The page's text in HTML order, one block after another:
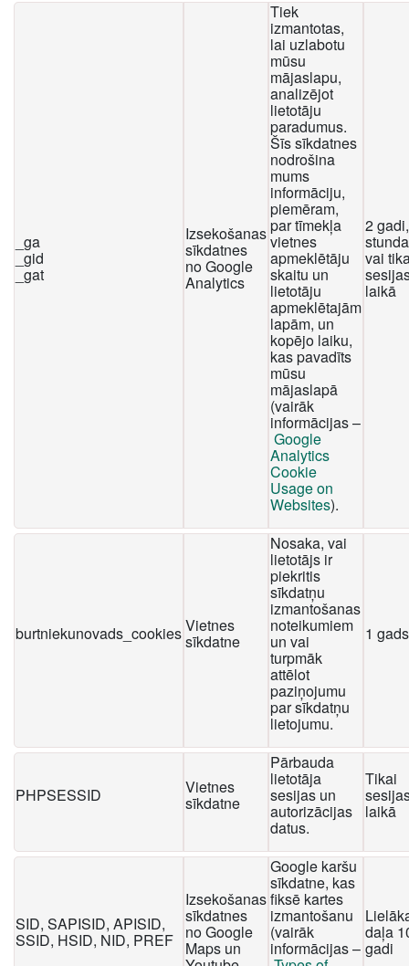
_ga
_gid
_gat
Izsekošanas
sīkdatnes
no Google
Analytics
Tiek
izmantotas,
lai uzlabotu
mūsu
mājaslapu,
analizējot
lietotāju
paradumus.
Šīs sīkdatnes
nodrošina
mums
informāciju,
piemēram,
par tīmekļa
vietnes
apmeklētāju
skaitu un
lietotāju
apmeklētajām
lapām, un
kopējo laiku,
kas pavadīts
mūsu
mājaslapā
(vairāk
informācijas –
Google
Analytics
Cookie
Usage on
Websites).
2
vai
laikā
burtniekunovads_cookiesVietnes
sīkdatne
Nosaka, vai
lietotājs ir
piekritis
sīkdatņu
izmantošanas
noteikumiem
un vai
turpmāk
attēlot
paziņojumu
par sīkdatņu
lietojumu.
1 gads
PHPSESSID Vietnes
sīkdatne
Pārbauda
lietotāja
sesijas un
autorizācijas
datus.
Tikai
laikā
SID, SAPISID, APISID,
SSID, HSID, NID, PREF
Izsekošanas
sīkdatnes
no Google
Maps un
Google karšu
sīkdatne, kas
fiksē kartes
izmantošanu
(vairāk
informācijas –
daļa
gadi